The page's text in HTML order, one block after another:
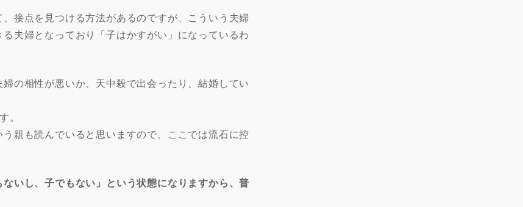
接点を見つける方法があるのですが、こういう夫婦
夫婦となっており「子はかすがい」になっているわ
の相性が悪いか、天中殺で出会ったり、結婚してい
。
親も読んでいると思いますので、ここでは流石に控
いし、子でもない」という状態になりますから、普